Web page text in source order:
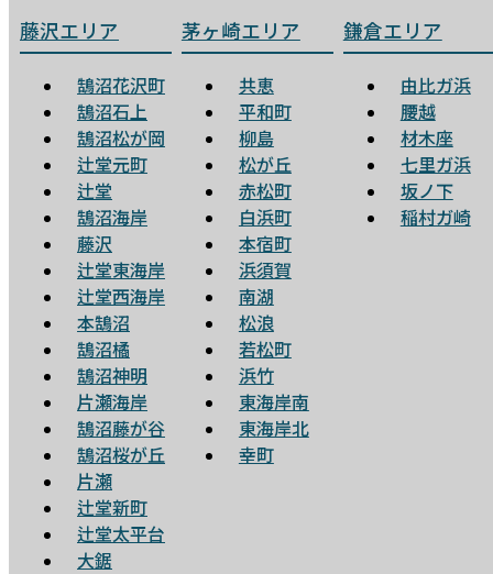
藤沢エリア
鵠沼花沢町
鵠沼石上
鵠沼松が岡
辻堂元町
辻堂
鵠沼海岸
藤沢
辻堂東海岸
辻堂西海岸
本鵠沼
鵠沼橘
鵠沼神明
片瀬海岸
鵠沼藤が谷
鵠沼桜が丘
片瀬
辻堂新町
辻堂太平台
大鋸
茅ヶ崎エリア
共恵
平和町
柳島
松が丘
赤松町
白浜町
本宿町
浜須賀
南湖
松浪
若松町
浜竹
東海岸南
東海岸北
幸町
鎌倉エリア
由比ガ浜
腰越
材木座
七里ガ浜
坂ノ下
稲村ガ崎